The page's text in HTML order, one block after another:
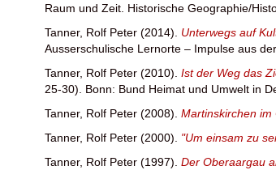
Raum und Zeit. Historische Geographie/
Tanner, Rolf Peter (2014). Unterwegs auf
Ausserschulische Lernorte – Impulse aus
Tanner, Rolf Peter (2010). Ist der Weg das
25-30). Bonn: Bund Heimat und Umwelt in
Tanner, Rolf Peter (2008). Martinskirchen
Tanner, Rolf Peter (2000). "Um einsam zu
Tanner, Rolf Peter (1997). Der Oberaargau